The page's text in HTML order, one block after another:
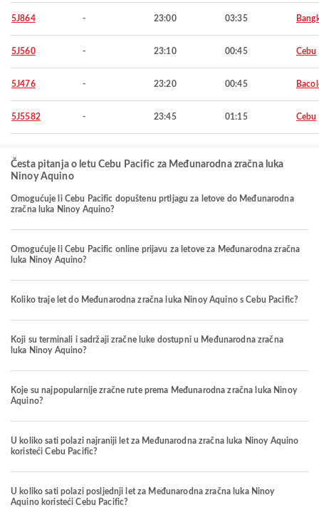
5J864 - 23:00 03:35
5J560 - 23:10 00:45 Cebu
5J476 - 23:20 00:45
5J5582 - 23:45 01:15 Cebu
Česta pitanja o letu Cebu Pacific za Međunarodna zračna luka
Ninoy Aquino
Omogućuje li Cebu Pacific dopuštenu prtljagu za letove do Međunarodna
zračna luka Ninoy Aquino?
Omogućuje li Cebu Pacific online prijavu za letove za Međunarodna zračna
luka Ninoy Aquino?
Koliko traje let do Međunarodna zračna luka Ninoy Aquino s Cebu Pacific?
Koji su terminali i sadržaji zračne luke dostupni u Međunarodna zračna
luka Ninoy Aquino?
Koje su najpopularnije zračne rute prema Međunarodna zračna luka Ninoy
Aquino?
U koliko sati polazi najraniji let za Međunarodna zračna luka Ninoy Aquino
koristeći Cebu Pacific?
U koliko sati polazi posljednji let za Međunarodna zračna luka Ninoy
Aquino koristeći Cebu Pacific?